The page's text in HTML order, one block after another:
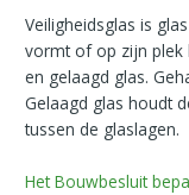
Veiligheidsglas is
vormt of op zijn plek
en gelaagd glas.
Gelaagd glas houdt
tussen de glaslagen.
Het Bouwbesluit